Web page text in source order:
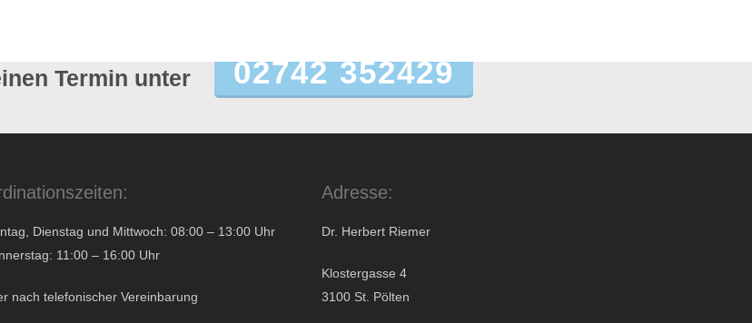
Termin unter 02742 352429
Dienstag und Mittwoch: 08:00 – 13:00 Uhr
11:00 – 16:00 Uhr
nach telefonischer Vereinbarung
Adresse:
Dr. Herbert Riemer
Klostergasse 4
3100 St. Pölten